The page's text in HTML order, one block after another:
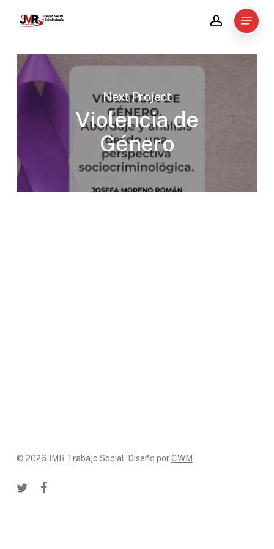
content
account
Menu
Next Project
Violencia de
Género
© 2026 JMR Trabajo Social. Diseño porCWM
twitterfacebook